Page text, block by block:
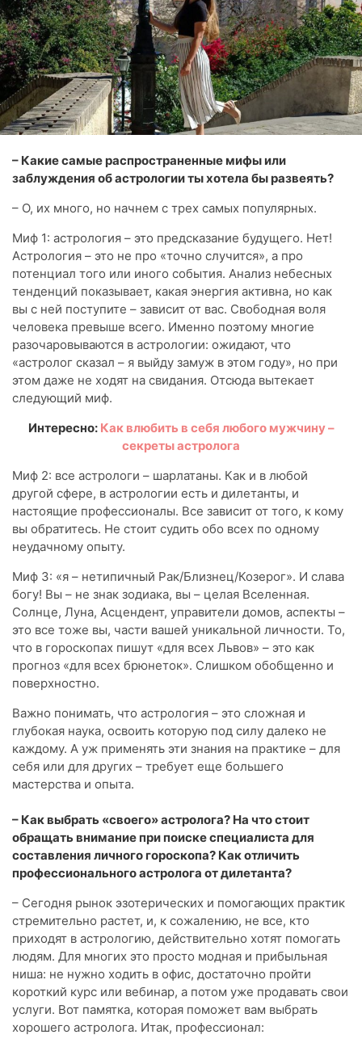
– Какие самые распространенные мифы или
заблуждения об астрологии ты хотела бы развеять?
– О, их много, но начнем с трех самых популярных.
Миф 1: астрология – это предсказание будущего. Нет!
Астрология – это не про «точно случится», а про
потенциал того или иного события. Анализ небесных
тенденций показывает, какая энергия активна, но как
вы с ней поступите – зависит от вас. Свободная воля
человека превыше всего. Именно поэтому многие
разочаровываются в астрологии: ожидают, что
«астролог сказал – я выйду замуж в этом году», но при
этом даже не ходят на свидания. Отсюда вытекает
следующий миф.
Интересно: Как влюбить в себя любого мужчину –
секреты астролога
Миф 2: все астрологи – шарлатаны. Как и в любой
другой сфере, в астрологии есть и дилетанты, и
настоящие профессионалы. Все зависит от того, к кому
вы обратитесь. Не стоит судить обо всех по одному
неудачному опыту.
Миф 3: «я – нетипичный Рак/Близнец/Козерог». И слава
богу! Вы – не знак зодиака, вы – целая Вселенная.
Солнце, Луна, Асцендент, управители домов, аспекты –
это все тоже вы, части вашей уникальной личности. То,
что в гороскопах пишут «для всех Львов» – это как
прогноз «для всех брюнеток». Слишком обобщенно и
поверхностно.
Важно понимать, что астрология – это сложная и
глубокая наука, освоить которую под силу далеко не
каждому. А уж применять эти знания на практике – для
себя или для других – требует еще большего
мастерства и опыта.
– Как выбрать «своего» астролога? На что стоит
обращать внимание при поиске специалиста для
составления личного гороскопа? Как отличить
профессионального астролога от дилетанта?
– Сегодня рынок эзотерических и помогающих практик
стремительно растет, и, к сожалению, не все, кто
приходят в астрологию, действительно хотят помогать
людям. Для многих это просто модная и прибыльная
ниша: не нужно ходить в офис, достаточно пройти
короткий курс или вебинар, а потом уже продавать свои
услуги. Вот памятка, которая поможет вам выбрать
хорошего астролога. Итак, профессионал: